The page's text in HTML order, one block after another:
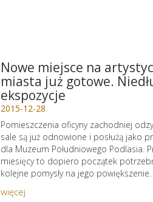
Nowe miejsce na
miasta już gotowe.
ekspozycje
2015-12-28
Pomieszczenia oficyny zachodniej
sale są już odnowione i posłużą jako
dla Muzeum Południowego Podlasia.
miesięcy to dopiero początek
kolejne pomysły na jego powiększenie.
więcej